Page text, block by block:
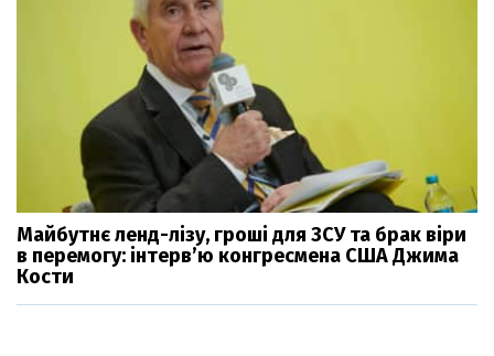
Майбутнє ленд-лізу, гроші для ЗСУ та брак віри
в перемогу: інтерв’ю конгресмена США Джима
Кости